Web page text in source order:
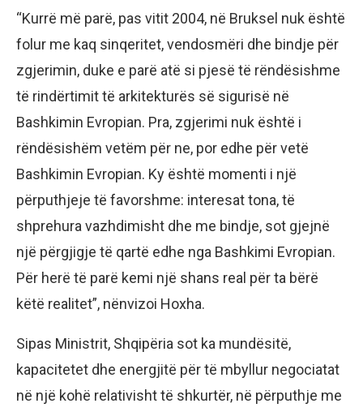
“Kurrë më parë, pas vitit 2004, në Bruksel nuk është
folur me kaq sinqeritet, vendosmëri dhe bindje për
zgjerimin, duke e parë atë si pjesë të rëndësishme
të rindërtimit të arkitekturës së sigurisë në
Bashkimin Evropian. Pra, zgjerimi nuk është i
rëndësishëm vetëm për ne, por edhe për vetë
Bashkimin Evropian. Ky është momenti i një
përputhjeje të favorshme: interesat tona, të
shprehura vazhdimisht dhe me bindje, sot gjejnë
një përgjigje të qartë edhe nga Bashkimi Evropian.
Për herë të parë kemi një shans real për ta bërë
këtë realitet”, nënvizoi Hoxha.
Sipas Ministrit, Shqipëria sot ka mundësitë,
kapacitetet dhe energjitë për të mbyllur negociatat
në një kohë relativisht të shkurtër, në përputhje me